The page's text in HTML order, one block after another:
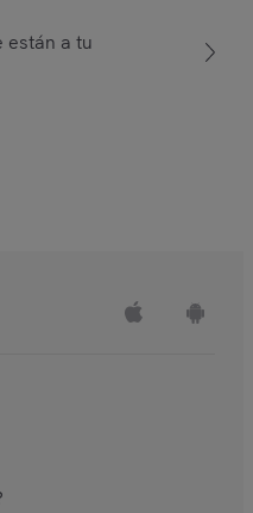
están a tu